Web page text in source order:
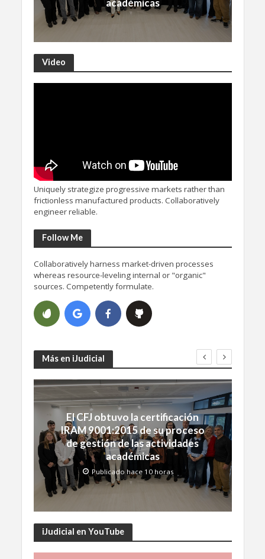
académicas
Video
Uniquely strategize progressive markets rather than
frictionless manufactured products. Collaboratively
engineer reliable.
Follow Me
Collaboratively harness market-driven processes
whereas resource-leveling internal or "organic"
sources. Competently formulate.
Más en iJudicial
El CFJ obtuvo la certificación
IRAM 9001:2015 de su proceso
de gestión de las actividades
académicas
Publicado hace 10 horas
iJudicial en YouTube